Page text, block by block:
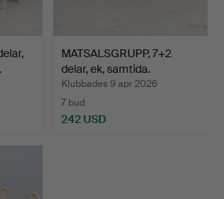
MATSALSGRUPP, 7+2
delar, ek, samtida.
Klubbades 9 apr 2026
7 bud
242 USD